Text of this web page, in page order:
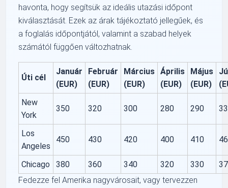
havonta, hogy segítsük az ideális utazási időpont
kiválasztását. Ezek az árak tájékoztató jellegűek, és
a foglalás időpontjától, valamint a szabad helyek
számától függően változhatnak.
Úti cél
Január
(EUR)
Február
(EUR)
Március
(EUR)
Április
(EUR)
Május
(EUR)
New
York
350 320 300 280 290
Los
Angeles
450 430 420 400 410
Chicago 380 360 340 320 330
Fedezze fel Amerika nagyvárosait, vagy tervezzen